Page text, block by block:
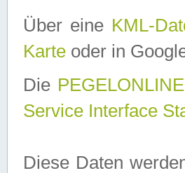
Über eine KML-
Karte oder in
Die
Service Interface
Diese Daten